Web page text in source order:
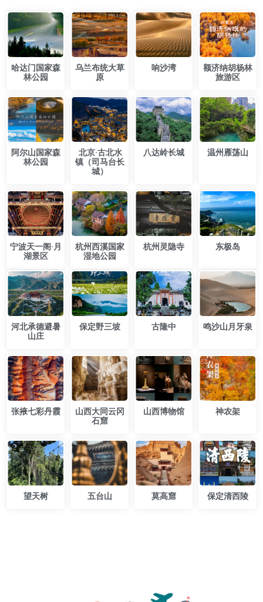
​哈达门国家森
林公园
乌兰布统大草
原
响沙湾
额济纳胡杨林
旅游区
​阿尔山国家森
林公园
​北京·古北水
镇（司马台长
城）
​八达岭长城 温州雁荡山
宁波天一阁·月
湖景区
杭州西溪国家
湿地公园
​杭州灵隐寺 东极岛
河北承德避暑
山庄
保定野三坡 古隆中 鸣沙山月牙泉
​张掖七彩丹霞​
山西大同云冈
石窟
山西博物馆 神农架
望天树 五台山 莫高窟 保定清西陵